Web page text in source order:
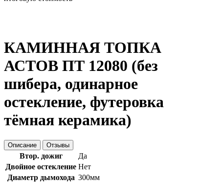
КАМИННАЯ ТОПКА
АСТОВ ПТ 12080 (без
шибера, одинарное
остекление, футеровка
тёмная керамика)
Описание Отзывы
Втор. дожиг
Да
Двойное остекление Нет
Диаметр дымохода 300мм